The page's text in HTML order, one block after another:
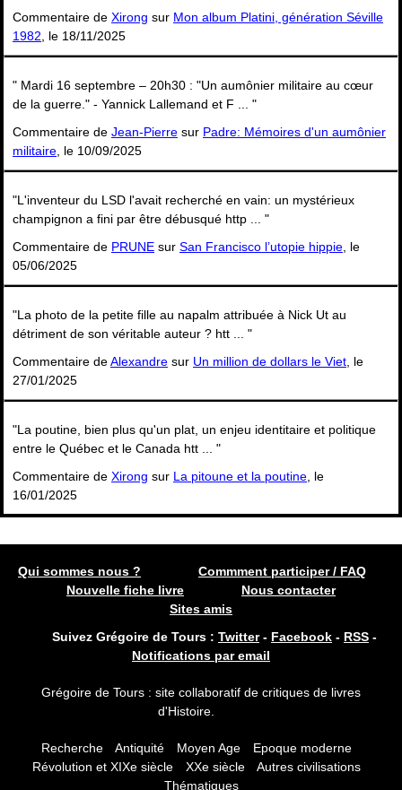
Commentaire de Xirong sur Mon album Platini, génération Séville
1982 , le 18/11/2025
" Mardi 16 septembre – 20h30 : "Un aumônier militaire au cœur
de la guerre." - Yannick Lallemand et F ... "
Commentaire de Jean-Pierre sur Padre: Mémoires d'un aumônier
militaire , le 10/09/2025
"L'inventeur du LSD l'avait recherché en vain: un mystérieux
champignon a fini par être débusqué http ... "
Commentaire de PRUNE sur San Francisco l’utopie hippie , le
05/06/2025
"La photo de la petite fille au napalm attribuée à Nick Ut au
détriment de son véritable auteur ? htt ... "
Commentaire deAlexandre sur Un million de dollars le Viet , le
27/01/2025
"La poutine, bien plus qu'un plat, un enjeu identitaire et politique
entre le Québec et le Canada htt ... "
Commentaire de Xirong sur La pitoune et la poutine , le
16/01/2025
Qui sommes nous ?
Commment participer / FAQ
Nouvelle fiche livre
Nous contacter
Sites amis
Suivez Grégoire de Tours : Twitter- Facebook - RSS -
Notifications par email
Grégoire de Tours : site collaboratif de critiques de livres
d'Histoire.
Recherche Antiquité Moyen Age
Epoque moderne
Révolution et XIXe siècle
XXe siècle
Autres civilisations
Thématiques